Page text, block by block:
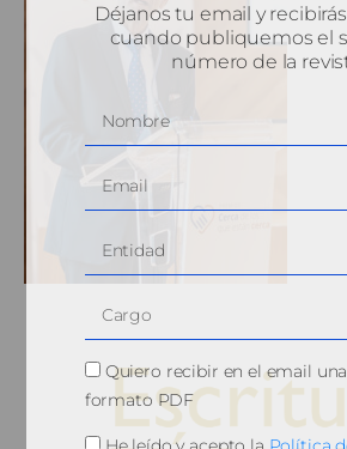
Déjanos tu email y
cuando publiquemos el
número de la
Quiero recibir en el email
formato PDF